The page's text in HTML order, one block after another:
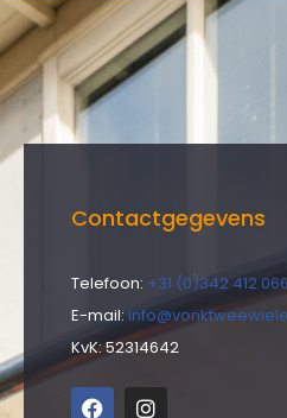
Contactgegevens
Telefoon: +31 (0)342 412 066
E-mail:
KvK: 52314642